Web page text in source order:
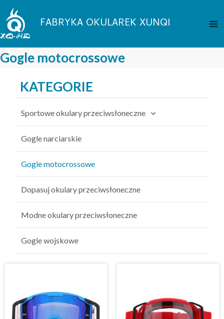
Przejdź
do
treści FABRYKA OKULAREK XUNQI
Gogle motocrossowe
KATEGORIE
Sportowe okulary przeciwsłoneczne
Okulary przeciwsłoneczne na rower
Okulary przeciwsłoneczne wędkarskie
Golfowe okulary przeciwsłoneczne
Gogle narciarskie
Gogle motocrossowe
Dopasuj okulary przeciwsłoneczne
Modne okulary przeciwsłoneczne
Gogle wojskowe